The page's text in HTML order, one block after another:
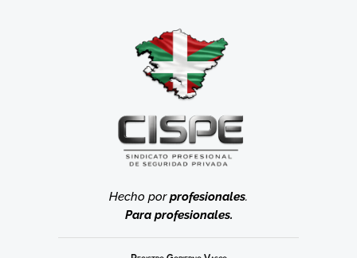
Hecho porprofesionales.
Para profesionales.